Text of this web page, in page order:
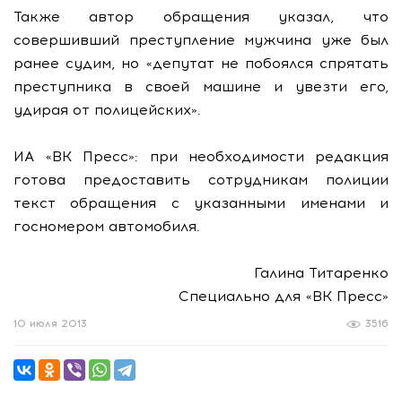
Также автор обращения указал, что
совершивший преступление мужчина уже был
ранее судим, но «депутат не побоялся спрятать
преступника в своей машине и увезти его,
удирая от полицейских».
ИА «ВК Пресс»: при необходимости редакция
готова предоставить сотрудникам полиции
текст обращения с указанными именами и
госномером автомобиля.
Галина Титаренко
Специально для «ВК Пресс»
3516
10 июля 2013